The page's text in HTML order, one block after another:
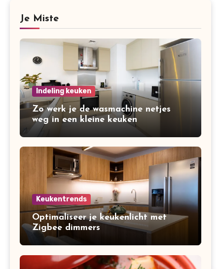
Je Miste
Indeling keuken
Zo werk je de wasmachine netjes
weg in een kleine keuken
Keukentrends
Optimaliseer je keukenlicht met
Zigbee dimmers